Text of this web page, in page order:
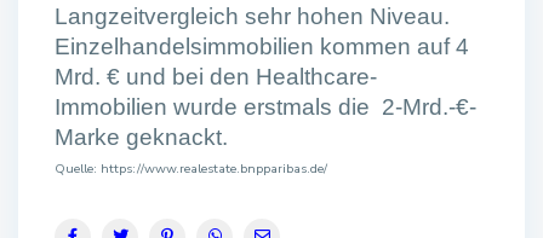
Langzeitvergleich sehr hohen Niveau.
Einzelhandelsimmobilien kommen auf 4
Mrd. € und bei den Healthcare-
Immobilien wurde erstmals die 2-Mrd.-€-
Marke geknackt.
Quelle: https://www.realestate.bnpparibas.de/